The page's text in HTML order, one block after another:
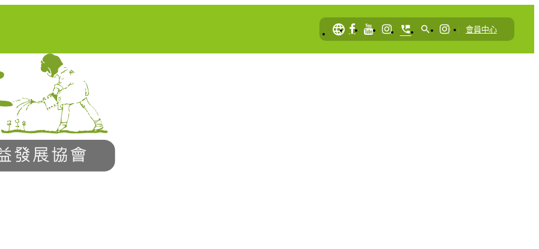
language perm_phone_msg search | 會員中心